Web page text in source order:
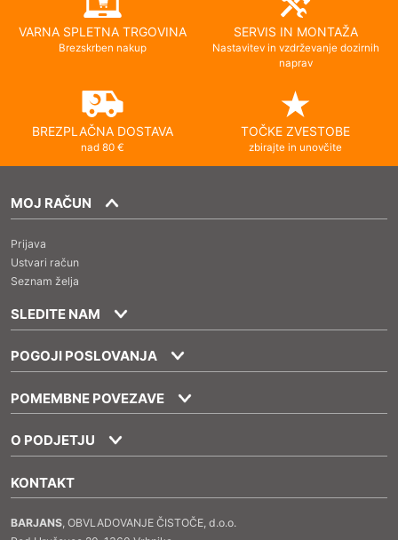
VARNA SPLETNA TRGOVINA
Brezskrben nakup
SERVIS IN MONTAŽA
Nastavitev in vzdrževanje dozirnih
naprav
BREZPLAČNA DOSTAVA
nad 80 €
TOČKE ZVESTOBE
zbirajte in unovčite
MOJ RAČUN
Prijava
Ustvari račun
Seznam želja
SLEDITE NAM
POGOJI POSLOVANJA
POMEMBNE POVEZAVE
O PODJETJU
KONTAKT
BARJANS, OBVLADOVANJE ČISTOČE, d.o.o.